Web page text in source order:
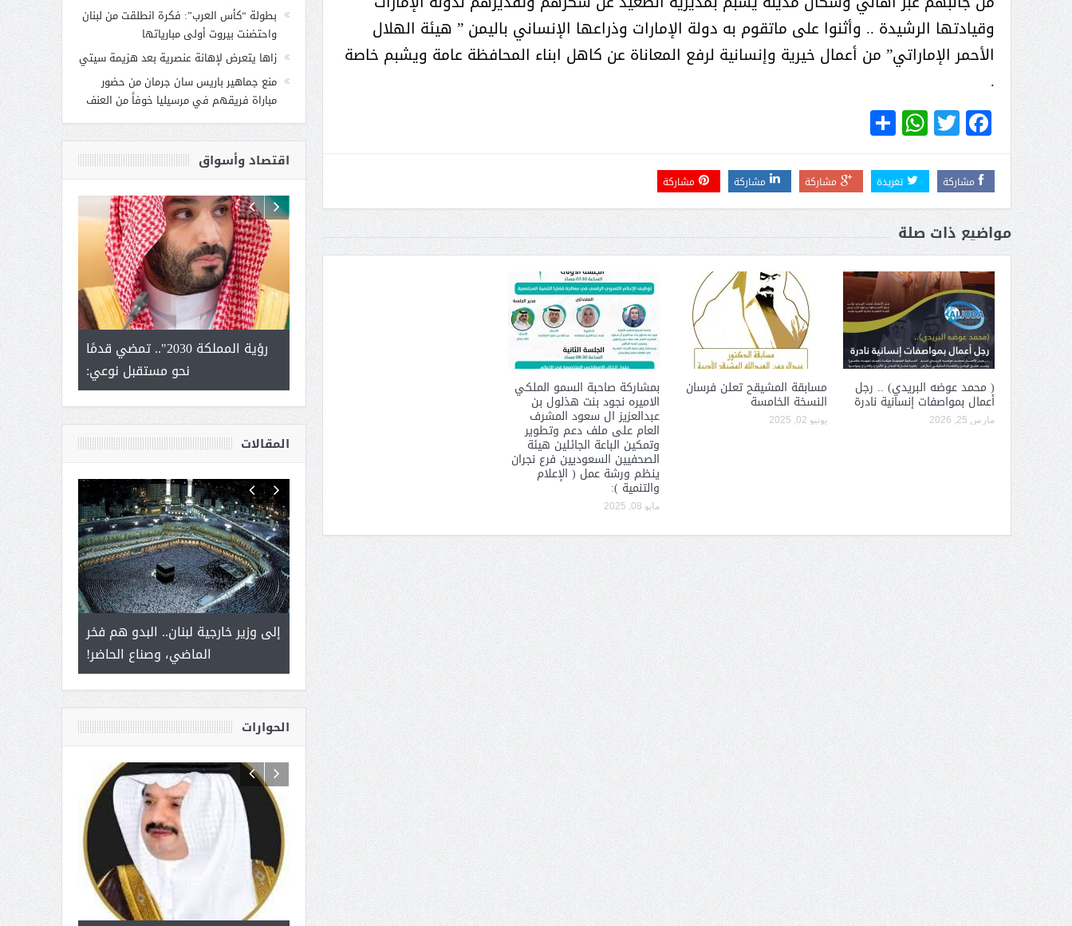
وقيادتها الرشيدة .. وأثنوا على ماتقوم به دولة الإمارات وذراعها الإنساني باليمن ” هيئة الهلال
الأحمر الإماراتي” من أعمال خيرية وإنسانية لرفع المعاناة عن كاهل ابناء المحافظة عامة ويشبم خاصة
.
Facebook
Twitter
WhatsApp
مشاركة تغريدة مشاركة مشاركة مشاركة
مواضيع ذات صلة
( محمد عوضه البريدي) .. رجل
أعمال بمواصفات إنسانية نادرة
مارس 25, 2026
مسابقة المشيقح تعلن فرسان
النسخة الخامسة
يونيو 02, 2025
بمشاركة صاحبة السمو الملكي
الاميره نجود بنت هذلول بن
عبدالعزيز ال سعود المشرف
العام على ملف دعم وتطوير
وتمكين الباعة الجائلين هيئة
الصحفيين السعوديين فرع نجران
ينظم ورشة عمل ( الإعلام
والتنمية ):
مايو 08, 2025
بطولة “كأس العرب”: فكرة انطلقت من لبنان
واحتضنت بيروت أولى مبارياتها
زاها يتعرض لإهانة عنصرية بعد هزيمة سيتي
منع جماهير باريس سان جرمان من حضور
مباراة فريقهم في مرسيليا خوفاً من العنف
اقتصاد وأسواق
الشيخ
يحصل على
رؤية المملكة 2030".. تمضي قدمًا
نحو مستقبل نوعي:
المؤشرات الجغرافية للتمور ورشة
عمل ينظمها موسم عنيزة
الشيخ صالح بن حسين آل سلامة
يحصل على الدكتوراة في الإدارة من
أكاديمية(جيت) البريطانية
المقالات
سلمان بن
إلى وزير خارجية لبنان.. البدو هم فخر
الماضي، وصناع الحاضر!
( مشعل بن عبد الله ) .. أمير يحمل
جينات الوطن ويتغذى من عشق
القيادة
حوار يحمل جينات الوطن مع الأمير
مشعل بن عبد الله بن عبد العزيز
( مشعل بن عبد الله ) … عاشق
نجران
عبد العزيز.. ملك القلوب
الحوارات
رئيس غرفة نجران محيميد آل شرمه:
عضو مجلس الشارقة الرياضي
وزير حقوق الإنسان اليمني يؤكد أن
انعقاد ملتقى (الوطن